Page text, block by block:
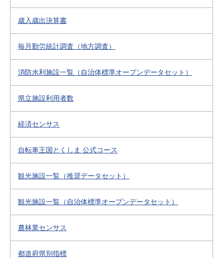
歳入歳出決算書
毎月勤労統計調査（地方調査）
消防水利施設一覧（自治体標準オープンデータセット）
県立施設利用者数
経済センサス
自転車王国とくしま 公式コース
観光施設一覧（推奨データセット）
観光施設一覧（自治体標準オープンデータセット）
農林業センサス
都道府県別指標